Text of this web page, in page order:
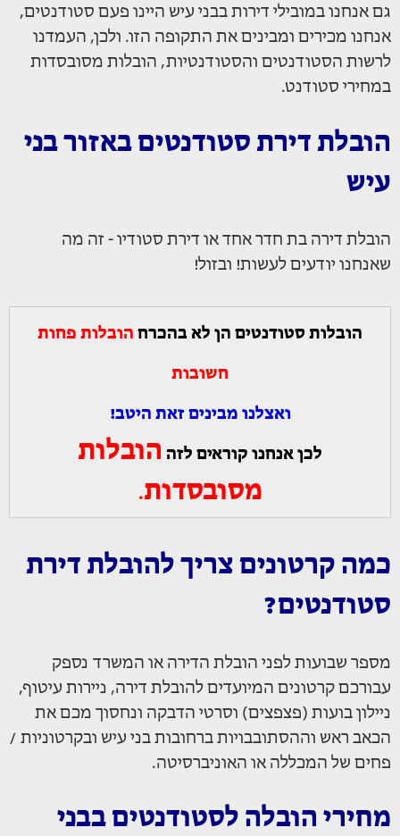
גם אנחנו במובילי דירות בבני עיש היינו פעם סטודנטים,
אנחנו מכירים ומבינים את התקופה הזו. ולכן, העמדנו
לרשות הסטודנטים והסטודנטיות, הובלות מסובסדות
במחירי סטודנט.
הובלת דירת סטודנטים באזור בני
עיש
הובלת דירה בת חדר אחד או דירת סטודיו - זה מה
שאנחנו יודעים לעשות! ובזול!
הובלות סטודנטים הן לא בהכרח הובלות פחות
חשובות
ואצלנו מבינים זאת היטב!
לכן אנחנו קוראים לזה הובלות
מסובסדות.
כמה קרטונים צריך להובלת דירת
סטודנטים?
מספר שבועות לפני הובלת הדירה או המשרד נספק
עבורכם קרטונים המיועדים להובלת דירה, ניירות עיטוף,
ניילון בועות (פצפצים) וסרטי הדבקה ונחסוך מכם את
הכאב ראש וההסתובבויות ברחובות בני עיש ובקרטוניות /
פחים של המכללה או האוניברסיטה.
מחירי הובלה לסטודנטים בבני